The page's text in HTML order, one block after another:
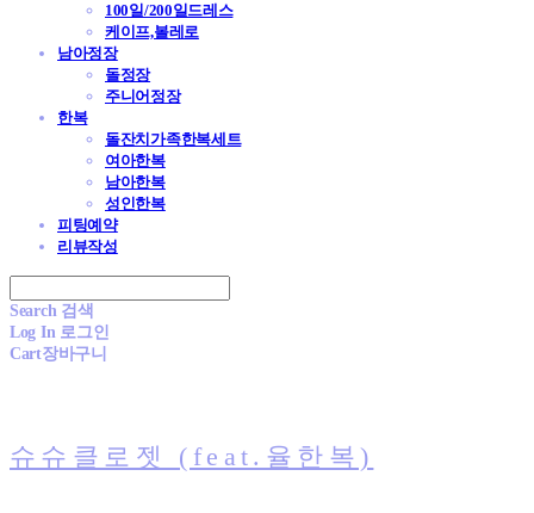
100일/200일드레스
케이프,볼레로
남아정장
돌정장
주니어정장
한복
돌잔치가족한복세트
여아한복
남아한복
성인한복
피팅예약
리뷰작성
Search 검색
Log In 로그인
Cart장바구니
슈슈클로젯 (feat.율한복)